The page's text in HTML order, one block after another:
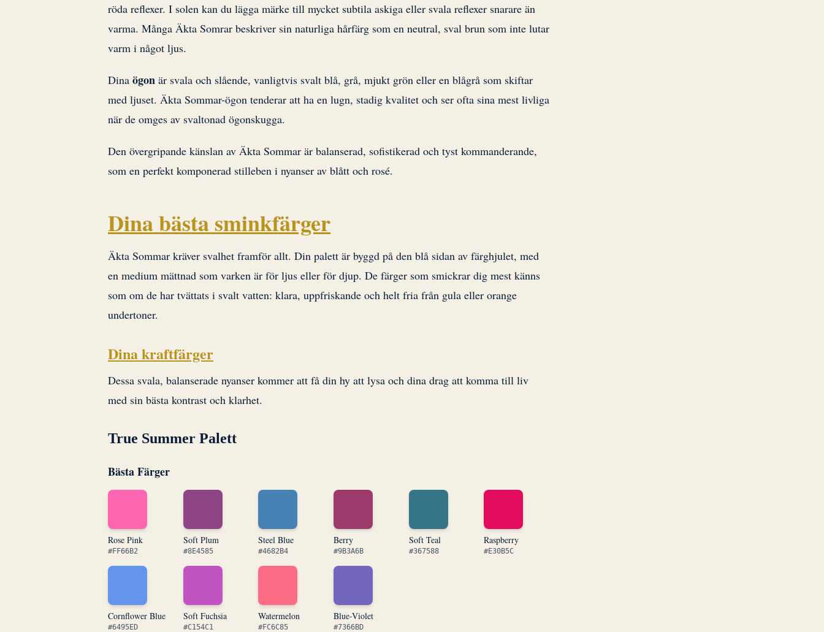
röda reflexer. I solen kan du lägga märke till mycket subtila askiga eller svala reflexer snarare än
varma. Många Äkta Somrar beskriver sin naturliga hårfärg som en neutral, sval brun som inte lutar
varm i något ljus.
Dina ögon är svala och slående, vanligtvis svalt blå, grå, mjukt grön eller en blågrå som skiftar
med ljuset. Äkta Sommar-ögon tenderar att ha en lugn, stadig kvalitet och ser ofta sina mest livliga
när de omges av svaltonad ögonskugga.
Den övergripande känslan av Äkta Sommar är balanserad, sofistikerad och tyst kommanderande,
som en perfekt komponerad stilleben i nyanser av blått och rosé.
Dina bästa sminkfärger
Äkta Sommar kräver svalhet framför allt. Din palett är byggd på den blå sidan av färghjulet, med
en medium mättnad som varken är för ljus eller för djup. De färger som smickrar dig mest känns
som om de har tvättats i svalt vatten: klara, uppfriskande och helt fria från gula eller orange
undertoner.
Dina kraftfärger
Dessa svala, balanserade nyanser kommer att få din hy att lysa och dina drag att komma till liv
med sin bästa kontrast och klarhet.
True Summer Palett
Bästa Färger
Rose Pink
#FF66B2
Soft Plum
#8E4585
Steel Blue
#4682B4
Berry
#9B3A6B
Soft Teal
#367588
Raspberry
#E30B5C
Cornflower Blue
#6495ED
Soft Fuchsia
#C154C1
Watermelon
#FC6C85
Blue-Violet
#7366BD